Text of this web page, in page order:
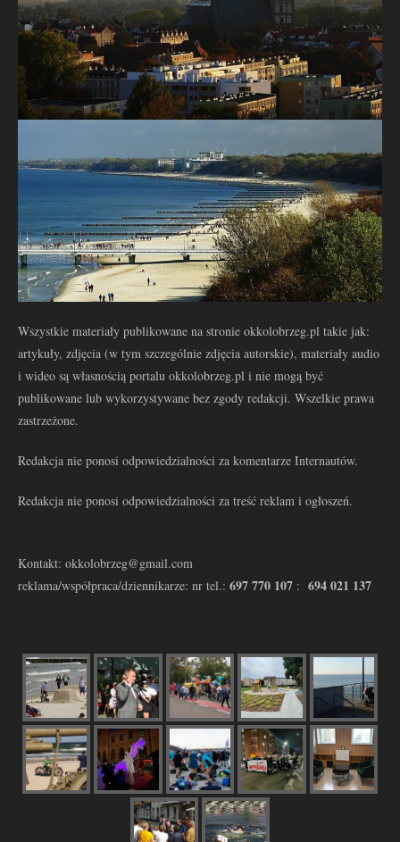
Wszystkie materiały publikowane na stronie okkolobrzeg.pl takie jak:
artykuły, zdjęcia (w tym szczególnie zdjęcia autorskie), materiały audio
i wideo są własnością portalu okkolobrzeg.pl i nie mogą być
publikowane lub wykorzystywane bez zgody redakcji. Wszelkie prawa
zastrzeżone.
Redakcja nie ponosi odpowiedzialności za komentarze Internautów.
Redakcja nie ponosi odpowiedzialności za treść reklam i ogłoszeń.
Kontakt: okkolobrzeg@gmail.com
reklama/współpraca/dziennikarze: nr tel.: 697 770 107 : 694 021 137